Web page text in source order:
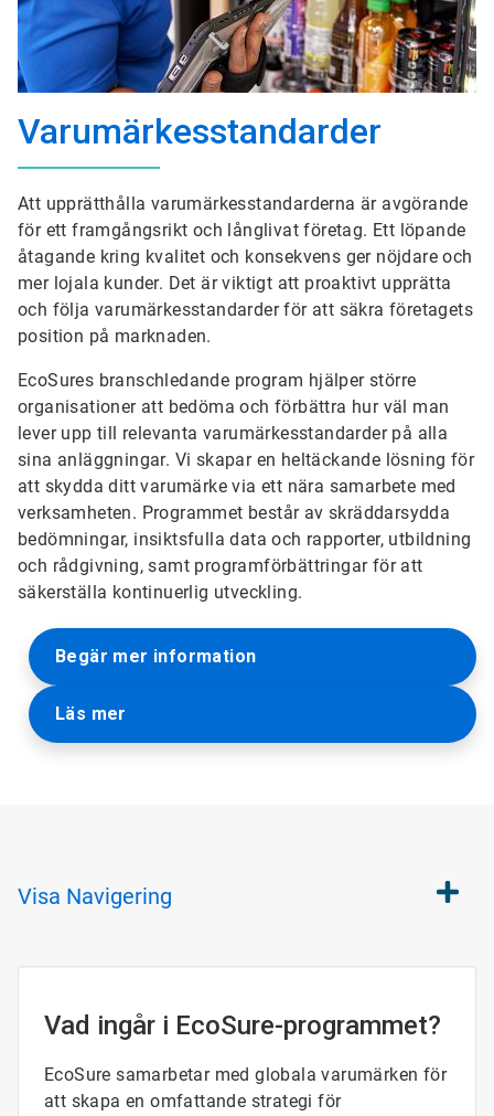
Varumärkesstandarder
Att upprätthålla varumärkesstandarderna är avgörande
för ett framgångsrikt och långlivat företag. Ett löpande
åtagande kring kvalitet och konsekvens ger nöjdare och
mer lojala kunder. Det är viktigt att proaktivt upprätta
och följa varumärkesstandarder för att säkra företagets
position på marknaden.
EcoSures branschledande program hjälper större
organisationer att bedöma och förbättra hur väl man
lever upp till relevanta varumärkesstandarder på alla
sina anläggningar. Vi skapar en heltäckande lösning för
att skydda ditt varumärke via ett nära samarbete med
verksamheten. Programmet består av skräddarsydda
bedömningar, insiktsfulla data och rapporter, utbildning
och rådgivning, samt programförbättringar för att
säkerställa kontinuerlig utveckling.
Begär mer information
Läs mer
Visa Navigering
Vad ingår i EcoSure-programmet?
EcoSure samarbetar med globala varumärken för
att skapa en omfattande strategi för